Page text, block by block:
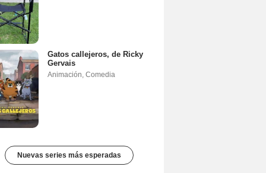
Gatos callejeros, de Ricky
Gervais
Animación, Comedia
Nuevas series más esperadas